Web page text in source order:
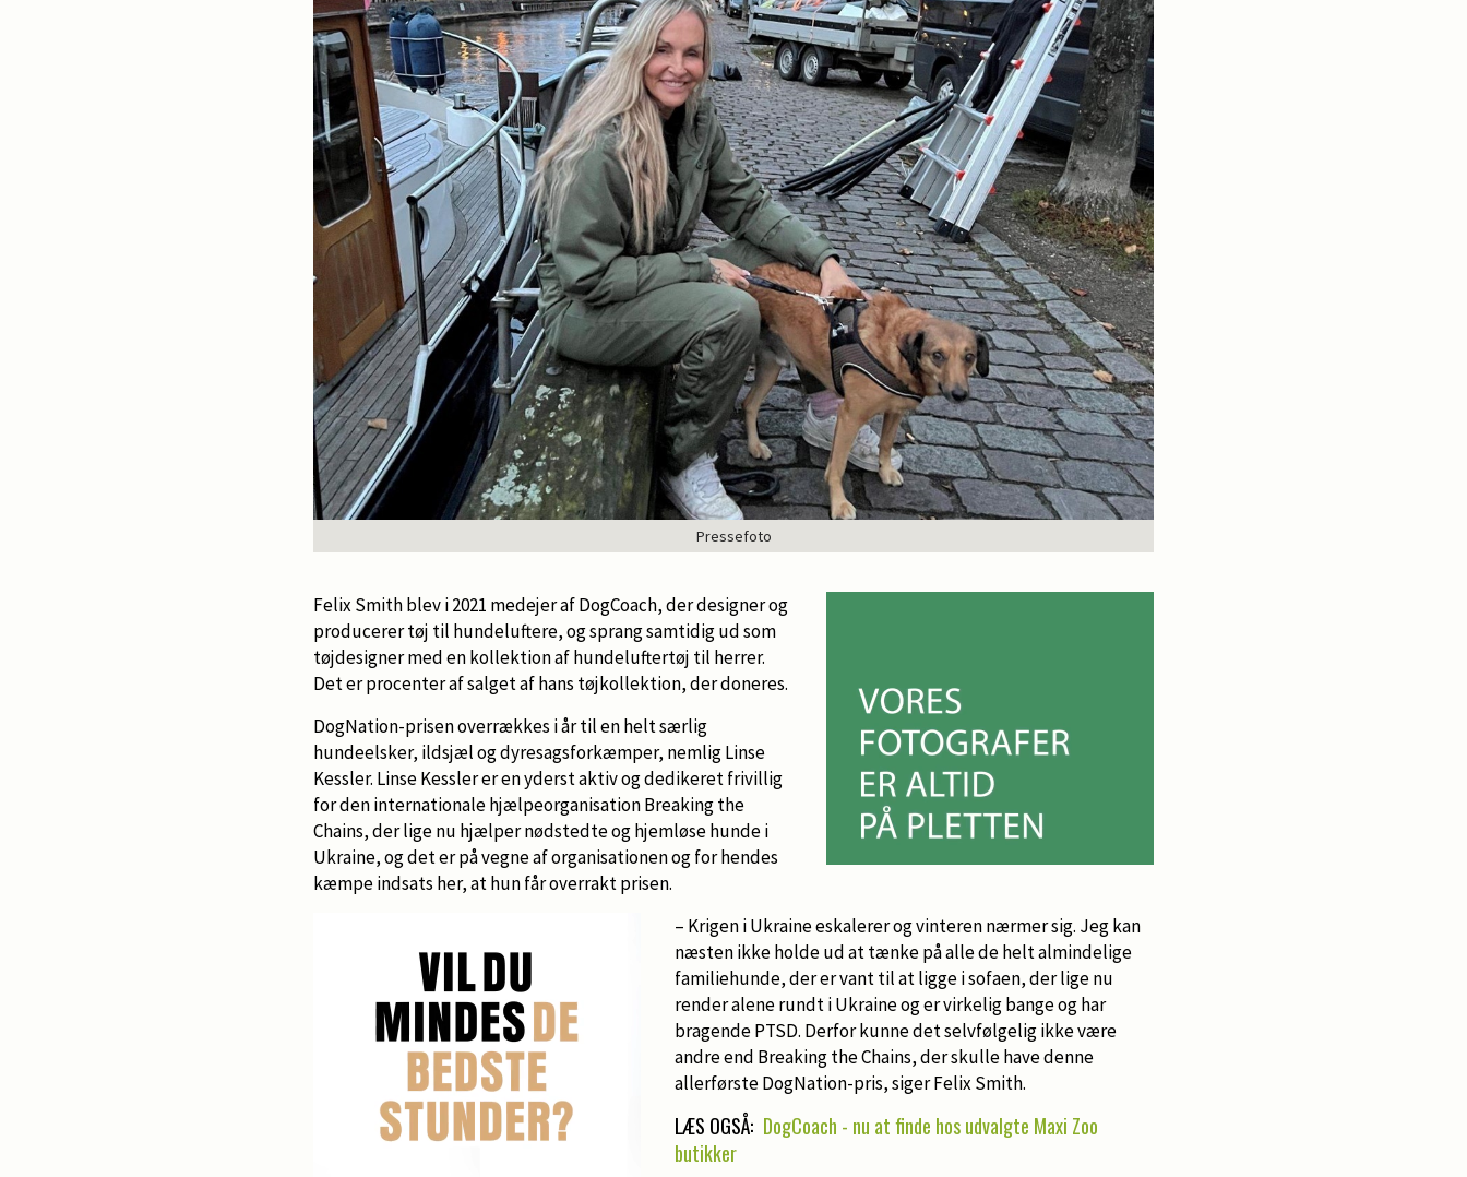
Pressefoto
Felix Smith blev i 2021 medejer af DogCoach, der designer og
producerer tøj til hundeluftere, og sprang samtidig ud som
tøjdesigner med en kollektion af hundeluftertøj til herrer.
Det er procenter af salget af hans tøjkollektion, der doneres.
DogNation-prisen overrækkes i år til en helt særlig
hundeelsker, ildsjæl og dyresagsforkæmper, nemlig Linse
Kessler. Linse Kessler er en yderst aktiv og dedikeret frivillig
for den internationale hjælpeorganisation Breaking the
Chains, der lige nu hjælper nødstedte og hjemløse hunde i
Ukraine, og det er på vegne af organisationen og for hendes
kæmpe indsats her, at hun får overrakt prisen.
– Krigen i Ukraine eskalerer og vinteren nærmer sig. Jeg kan
næsten ikke holde ud at tænke på alle de helt almindelige
familiehunde, der er vant til at ligge i sofaen, der lige nu
render alene rundt i Ukraine og er virkelig bange og har
bragende PTSD. Derfor kunne det selvfølgelig ikke være
andre end Breaking the Chains, der skulle have denne
allerførste DogNation-pris, siger Felix Smith.
LÆS OGSÅ: DogCoach - nu at finde hos udvalgte Maxi Zoo
butikker